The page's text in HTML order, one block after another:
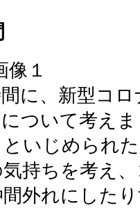
に、新型コ
ついて考え
いじめられ
持ちを考え
間外れにした